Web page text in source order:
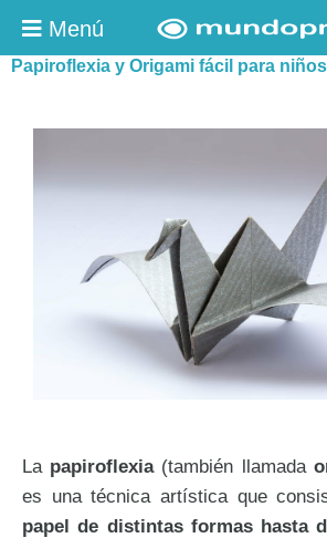
Menú
Papiroflexia y Origami fácil para niños
La papiroflexia(también llamada
es una técnica artística que
papel de distintas formas hasta